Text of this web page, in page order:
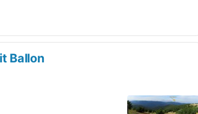
Ballon